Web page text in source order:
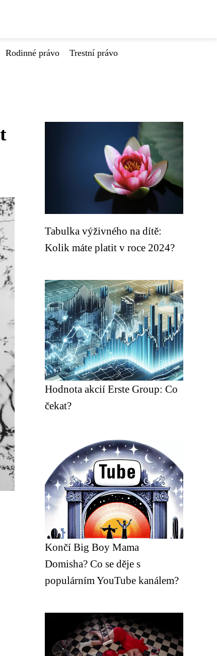
Rodinné právo
Trestní právo
Tabulka výživného na dítě:
Kolik máte platit v roce 2024?
Hodnota akcií Erste Group: Co
čekat?
Končí Big Boy Mama
Domisha? Co se děje s
populárním YouTube kanálem?